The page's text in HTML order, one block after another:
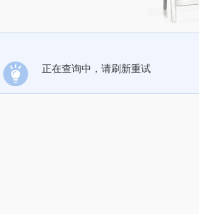
正在查询中，请刷新重试